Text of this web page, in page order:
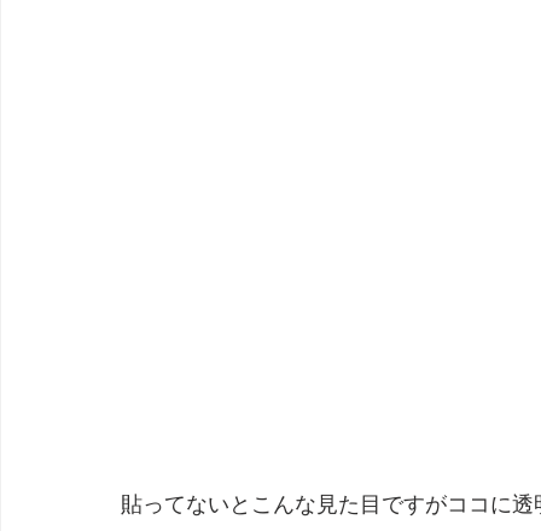
貼ってないとこんな見た目ですがココに